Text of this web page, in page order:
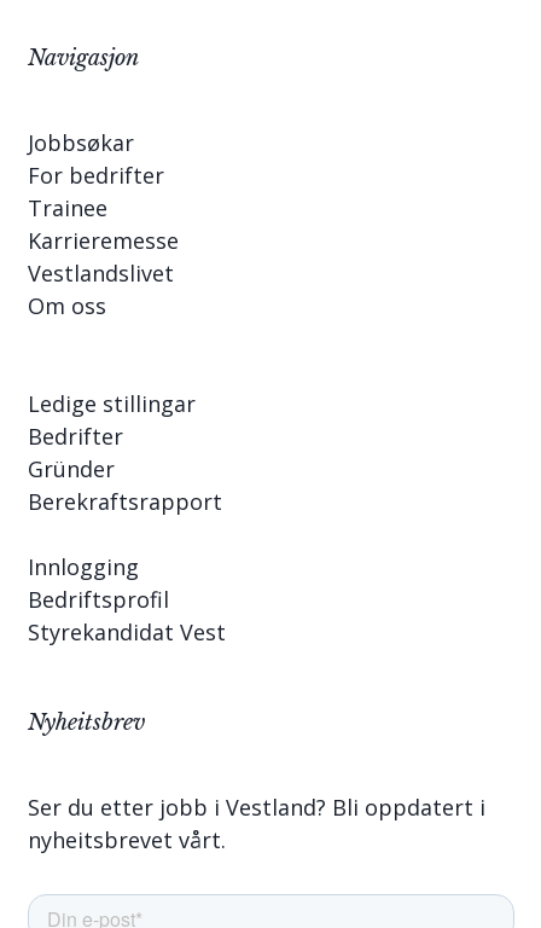
Navigasjon
Jobbsøkar
For bedrifter
Trainee
Karrieremesse
Vestlandslivet
Om oss
Ledige stillingar
Bedrifter
Gründer
Berekraftsrapport
Innlogging
Bedriftsprofil
Styrekandidat Vest
Nyheitsbrev
Ser du etter jobb i Vestland? Bli oppdatert i
nyheitsbrevet vårt.